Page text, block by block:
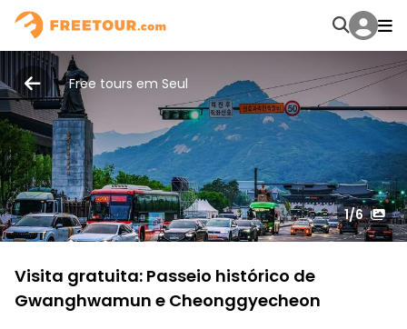
Free tours em Seul
1/6
Visita gratuita: Passeio histórico de
Gwanghwamun e Cheonggyecheon